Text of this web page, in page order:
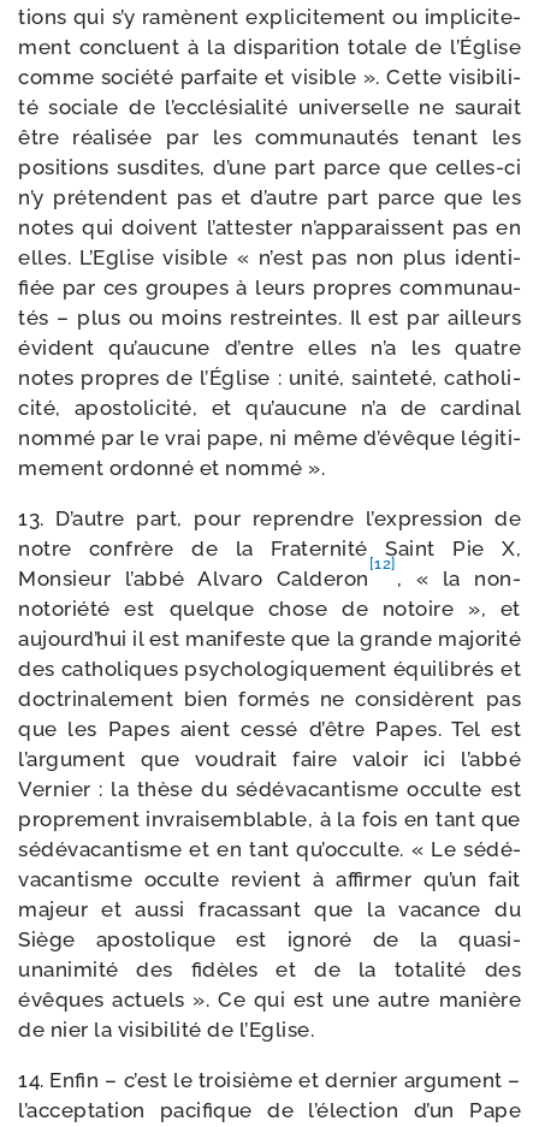
tions qui s’y ramènent expli­ci­te­ment ou impli­ci­te­
ment concluent à la dis­pa­ri­tion totale de l’Église
comme socié­té par­faite et visible ». Cette visi­bi­li­
té sociale de l’ecclésialité uni­ver­selle ne sau­rait
être réa­li­sée par les com­mu­nau­tés tenant les
posi­tions sus­dites, d’une part parce que celles-​ci
n’y pré­tendent pas et d’autre part parce que les
notes qui doivent l’attester n’apparaissent pas en
elles. L’Eglise visible « n’est pas non plus iden­ti­
fiée par ces groupes à leurs propres com­mu­nau­
tés – plus ou moins res­treintes. Il est par ailleurs
évident qu’aucune d’entre elles n’a les quatre
notes propres de l’Église : uni­té, sain­te­té, catho­li­
ci­té, apos­to­li­ci­té, et qu’aucune n’a de car­di­nal
nom­mé par le vrai pape, ni même d’évêque légi­ti­
me­ment ordon­né et nommé ».
13. D’autre part, pour reprendre l’expression de
notre confrère de la Fraternité Saint Pie X,
Monsieur l’abbé Alvaro Calderon
[12]
, « la non-​
notoriété est quelque chose de notoire », et
aujourd’hui il est mani­feste que la grande majo­ri­té
des catho­liques psy­cho­lo­gi­que­ment équi­li­brés et
doc­tri­na­le­ment bien for­més ne consi­dèrent pas
que les Papes aient ces­sé d’être Papes. Tel est
l’argument que vou­drait faire valoir ici l’abbé
Vernier : la thèse du sédé­va­can­tisme occulte est
pro­pre­ment invrai­sem­blable, à la fois en tant que
sédé­va­can­tisme et en tant qu’occulte. « Le sédé­
va­can­tisme occulte revient à affir­mer qu’un fait
majeur et aus­si fra­cas­sant que la vacance du
Siège apos­to­lique est igno­ré de la quasi-​
unanimité des fidèles et de la tota­li­té des
évêques actuels ». Ce qui est une autre manière
de nier la visi­bi­li­té de l’Eglise.
14. Enfin – c’est le troi­sième et der­nier argu­ment –
l’acceptation paci­fique de l’élection d’un Pape